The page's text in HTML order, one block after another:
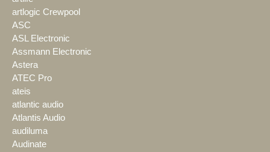
artlogic Crewpool
ASC
ASL Electronic
Assmann Electronic
Astera
ATEC Pro
ateis
atlantic audio
Atlantis Audio
audiluma
Audinate